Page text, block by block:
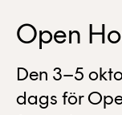
Open
Den 3–5
dags för